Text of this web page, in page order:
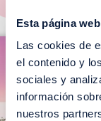
Esta página
Las cookies de
el contenido y
sociales y
información
nuestros
m
a
g